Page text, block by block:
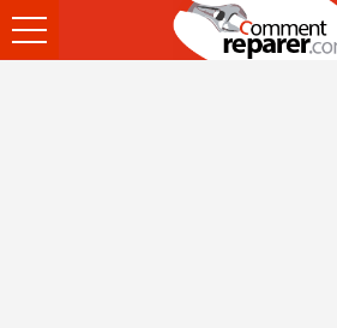
Ouvrir
le